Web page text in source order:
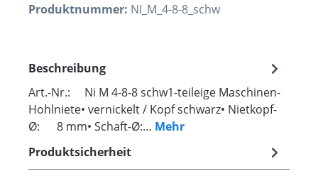
Produktnummer: NI_M_4-8-8_schw
Beschreibung
Art.-Nr.: Ni M 4-8-8 schw1-teileige Maschinen-
Hohlniete• vernickelt / Kopf schwarz• Nietkopf-
Ø: 8 mm• Schaft-Ø:… Mehr
Produktsicherheit